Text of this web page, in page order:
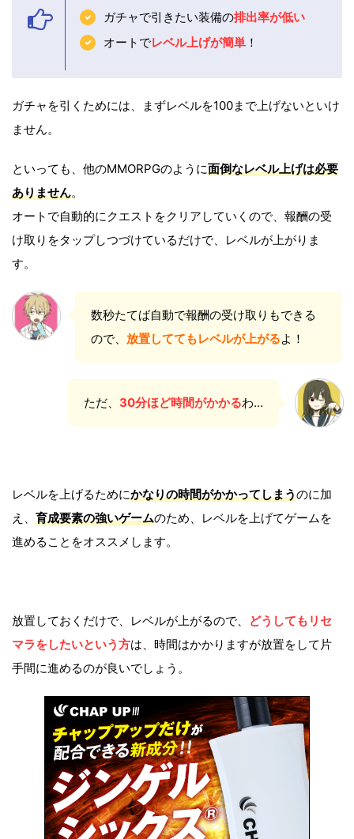
ガチャで引きたい装備の排出率が低い
オートでレベル上げが簡単 ！
ガチャを引くためには、まずレベルを100まで上げないといけ
ません。
といっても、他のMMORPGのように面倒なレベル上げは必要
ありません。
オートで自動的にクエストをクリアしていくので、報酬の受
け取りをタップしつづけているだけで、レベルが上がりま
す。
数秒たてば自動で報酬の受け取りもできる
ので、 放置しててもレベルが上がるよ！
ただ、 30分ほど時間がかかるわ…
レベルを上げるためにかなりの時間がかかってしまうのに加
え、 育成要素の強いゲームのため、レベルを上げてゲームを
進めることをオススメします。
放置しておくだけで、レベルが上がるので、
どうしてもリセ
マラをしたいという方は、時間はかかりますが放置をして片
手間に進めるのが良いでしょう。